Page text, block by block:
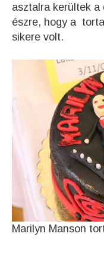
asztalra kerültek
észre, hogy a
sikere volt.
Marilyn Manson